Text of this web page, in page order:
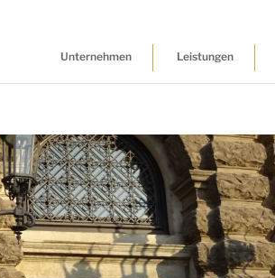
Unternehmen Leistungen